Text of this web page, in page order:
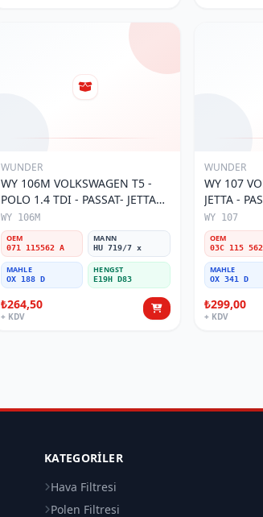
WUNDER
WY 106M VOLKSWAGEN T5 -
POLO 1.4 TDI - PASSAT- JETTA
071 115562 A Yağ Filtresi
WY 106M
OEM
071 115562 A
MANN
HU 719/7 x
MAHLE
OX 188 D
HENGST
E19H D83
₺264,50
+ KDV
WUNDER
WY 107
JETTA -
BENZİNLİ
Filtresi
WY 107
OEM
03C 115 562
MAHLE
OX 341 D
₺299,00
+ KDV
KATEGORILER
Hava Filtresi
Polen Filtresi